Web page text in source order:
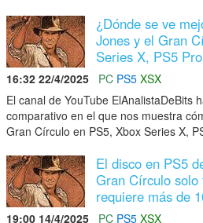
¿Dónde se ve
Jones y el Gran
Series X, PS5
16:32 22/4/2025 PC PS5 XSX
El canal de YouTube ElAnalistaDeBits
comparativo en el que nos muestra
Gran Círculo en PS5, Xbox Series X,
El disco en PS5
Gran Círculo
requiere más de
19:00 14/4/2025 PC PS5 XSX